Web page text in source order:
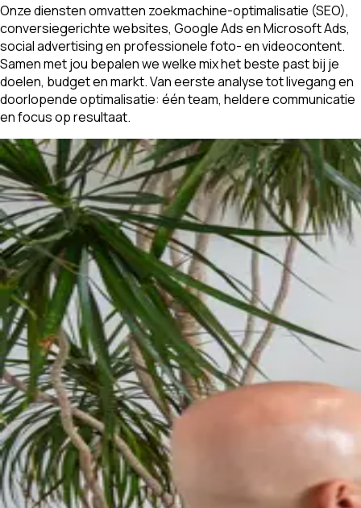
Onze diensten omvatten zoekmachine-optimalisatie (SEO),
conversiegerichte websites, Google Ads en Microsoft Ads,
social advertising en professionele foto- en videocontent.
Samen met jou bepalen we welke mix het beste past bij je
doelen, budget en markt. Van eerste analyse tot livegang en
doorlopende optimalisatie: één team, heldere communicatie
en focus op resultaat.